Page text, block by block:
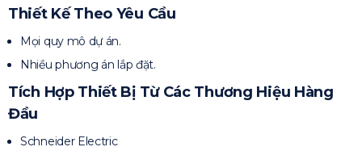
Thiết Kế Theo Yêu Cầu
Mọi quy mô dự án.
Nhiều phương án lắp đặt.
Tích Hợp Thiết Bị Từ Các Thương Hiệu Hàng
Đầu
Schneider Electric